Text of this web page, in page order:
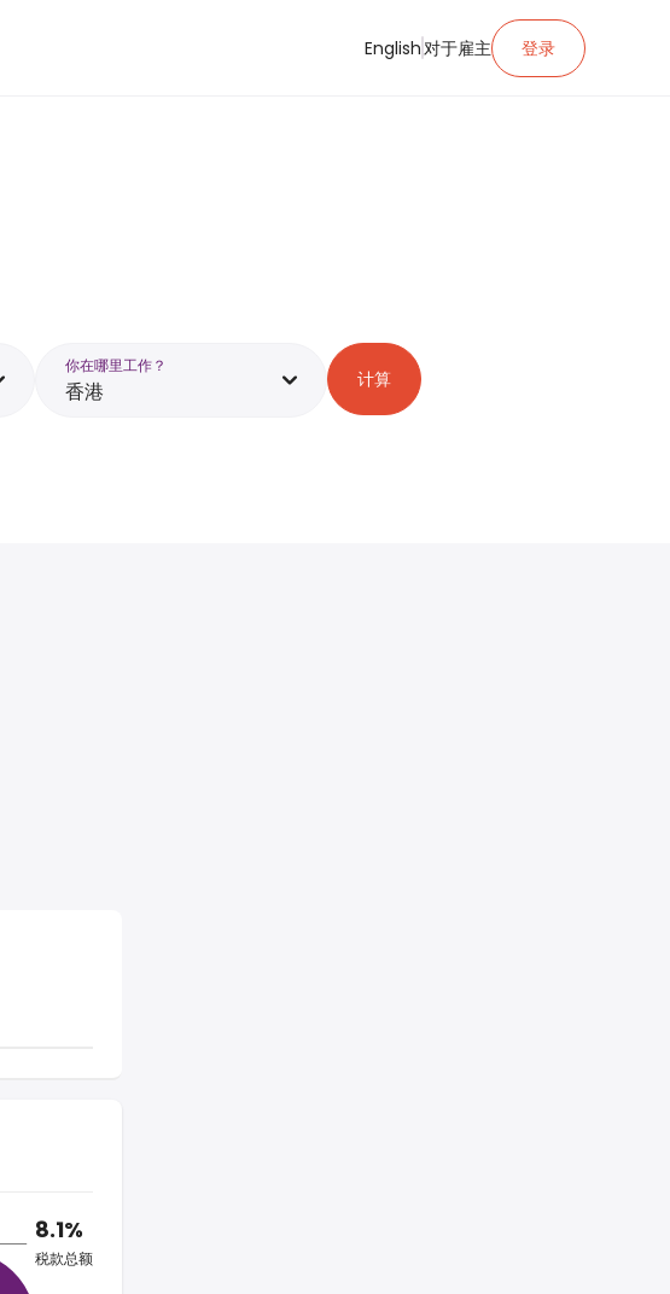
English对于雇主 登录
你在哪里工作？
香港 计算
8.1%
税款总额